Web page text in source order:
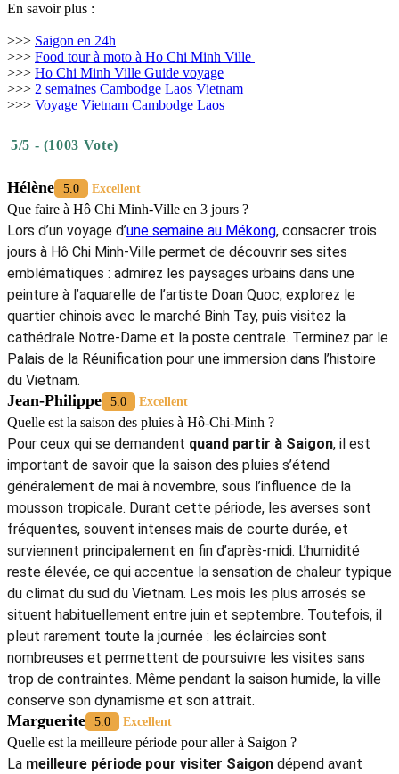
En savoir plus :
>>> Saigon en 24h
>>> Food tour à moto à Ho Chi Minh Ville
>>> Ho Chi Minh Ville Guide voyage
>>> 2 semaines Cambodge Laos Vietnam
>>> Voyage Vietnam Cambodge Laos
5/5 - (1003 Vote)
Hélène 5.0 Excellent
Que faire à Hô Chi Minh-Ville en 3 jours ?
Lors d’un voyage d’une semaine au Mékong, consacrer trois
jours à Hô Chi Minh-Ville permet de découvrir ses sites
emblématiques : admirez les paysages urbains dans une
peinture à l’aquarelle de l’artiste Doan Quoc, explorez le
quartier chinois avec le marché Binh Tay, puis visitez la
cathédrale Notre-Dame et la poste centrale. Terminez par le
Palais de la Réunification pour une immersion dans l’histoire
du Vietnam.
Jean-Philippe 5.0 Excellent
Quelle est la saison des pluies à Hô-Chi-Minh ?
Pour ceux qui se demandent quand partir à Saigon, il est
important de savoir que la saison des pluies s’étend
généralement de mai à novembre, sous l’influence de la
mousson tropicale. Durant cette période, les averses sont
fréquentes, souvent intenses mais de courte durée, et
surviennent principalement en fin d’après-midi. L’humidité
reste élevée, ce qui accentue la sensation de chaleur typique
du climat du sud du Vietnam. Les mois les plus arrosés se
situent habituellement entre juin et septembre. Toutefois, il
pleut rarement toute la journée : les éclaircies sont
nombreuses et permettent de poursuivre les visites sans
trop de contraintes. Même pendant la saison humide, la ville
conserve son dynamisme et son attrait.
Marguerite 5.0 Excellent
Quelle est la meilleure période pour aller à Saigon ?
La meilleure période pour visiter Saigon dépend avant